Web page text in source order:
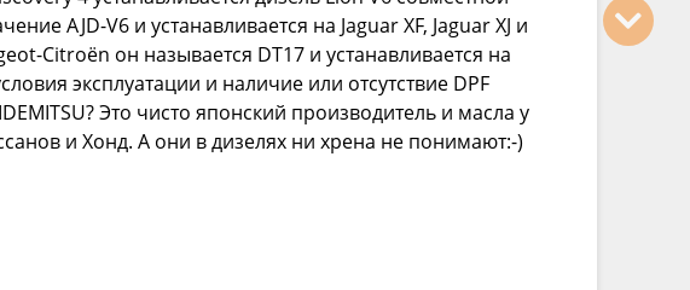
AJD-V6 и устанавливается на Jaguar XF, Jaguar XJ и
Citroën он называется DT17 и устанавливается на
эксплуатации и наличие или отсутствие DPF
Это чисто японский производитель и масла у
и Хонд. А они в дизелях ни хрена не понимают:-)